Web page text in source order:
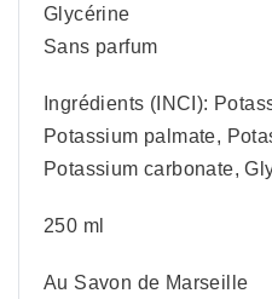
Glycérine
Sans parfum
Ingrédients (INCI):
Potassium palmate,
Potassium carbonate,
250 ml
Au Savon de Marseille